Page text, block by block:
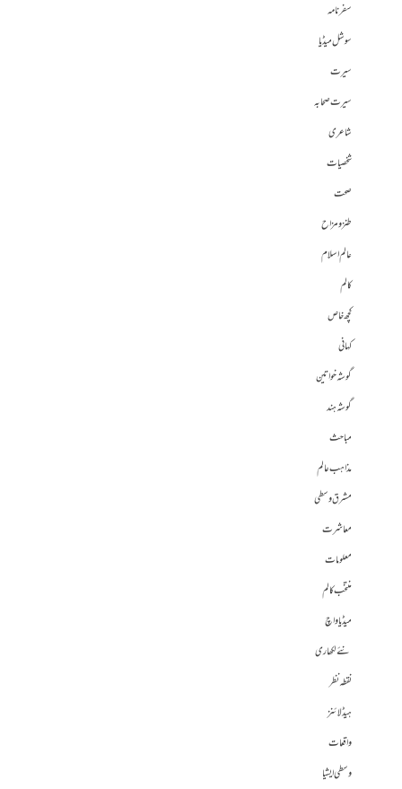
سفرنامہ
سوشل میڈیا
سیرت
سیرت صحابہ
شاعری
شخصیات
صحت
طنز و مزاح
عالم اسلام
کالم
کچھ خاص
کہانی
گوشہ خواتین
گوشہ ہند
مباحث
مذاہب عالم
مشرق وسطی
معاشرت
معلومات
منتخب کالم
میڈیا واچ
نئے لکھاری
نقطہ نظر
ہیڈلائنز
واقعات
وسطی ایشیا